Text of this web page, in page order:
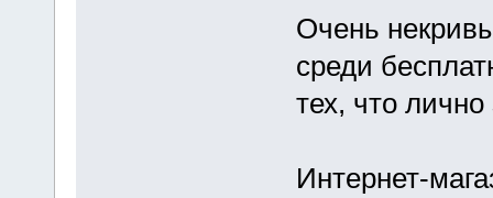
Очень
среди
тех, что
Интернет-